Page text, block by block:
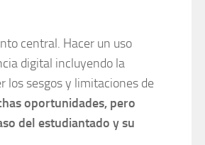
central. Hacer un uso
digital incluyendo la
los sesgos y limitaciones de
oportunidades, pero
del estudiantado y su